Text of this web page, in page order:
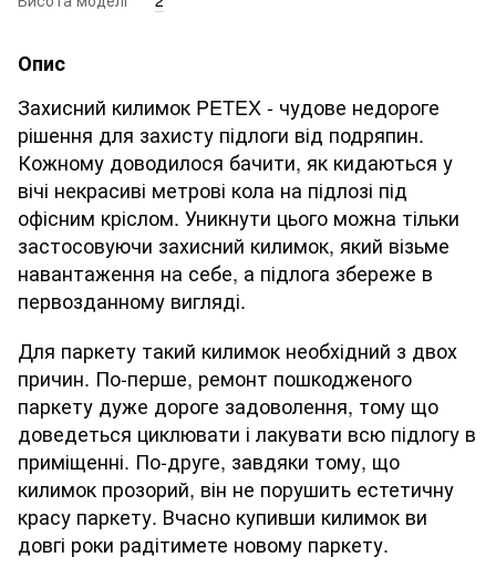
Опис
Захисний килимок PETEX - чудове недороге
рішення для захисту підлоги від подряпин.
Кожному доводилося бачити, як кидаються у
вічі некрасиві метрові кола на підлозі під
офісним кріслом. Уникнути цього можна тільки
застосовуючи захисний килимок, який візьме
навантаження на себе, а підлога збереже в
первозданному вигляді.
Для паркету такий килимок необхідний з двох
причин. По-перше, ремонт пошкодженого
паркету дуже дороге задоволення, тому що
доведеться циклювати і лакувати всю підлогу в
приміщенні. По-друге, завдяки тому, що
килимок прозорий, він не порушить естетичну
красу паркету. Вчасно купивши килимок ви
довгі роки радітимете новому паркету.